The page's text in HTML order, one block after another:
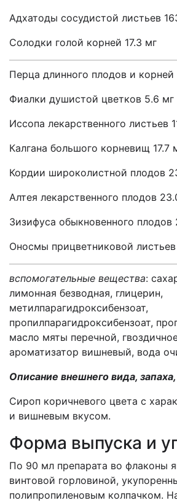
Адхатоды сосудистой листьев
Солодки голой корней 17.3 мг
Перца длинного плодов и
Фиалки душистой цветков 5.6 мг
Иссопа лекарственного листьев
Калгана большого корневищ 17.7
Кордии широколистной плодов
Алтея лекарственного плодов
Зизифуса обыкновенного плодов
Оносмы прицветниковой
вспомогательные вещества:
лимонная безводная, глицерин,
метилпарагидроксибензоат,
пропилпарагидроксибензоат,
масло мяты перечной,
ароматизатор вишневый, вода
Описание внешнего вида, запаха,
Сироп коричневого цвета с
и вишневым вкусом.
Форма выпуска и
По 90 мл препарата во флаконы
винтовой горловиной,
полипропиленовым колпачком.